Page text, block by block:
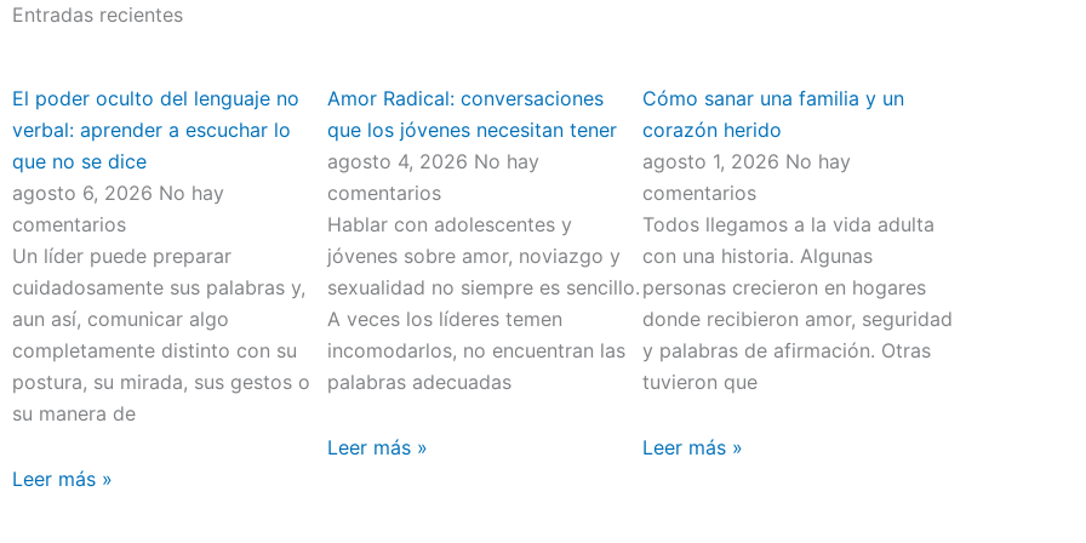
Entradas recientes
El poder oculto del lenguaje no
verbal: aprender a escuchar lo
que no se dice
agosto 6, 2026 No hay
comentarios
Un líder puede preparar
cuidadosamente sus palabras y,
aun así, comunicar algo
completamente distinto con su
postura, su mirada, sus gestos o
su manera de
Leer más »
Amor Radical: conversaciones
que los jóvenes necesitan tener
agosto 4, 2026 No hay
comentarios
Hablar con adolescentes y
jóvenes sobre amor, noviazgo y
sexualidad no siempre es sencillo.
A veces los líderes temen
incomodarlos, no encuentran las
palabras adecuadas
Leer más »
Cómo sanar una familia y un
corazón herido
agosto 1, 2026 No hay
comentarios
Todos llegamos a la vida adulta
con una historia. Algunas
personas crecieron en hogares
donde recibieron amor, seguridad
y palabras de afirmación. Otras
tuvieron que
Leer más »